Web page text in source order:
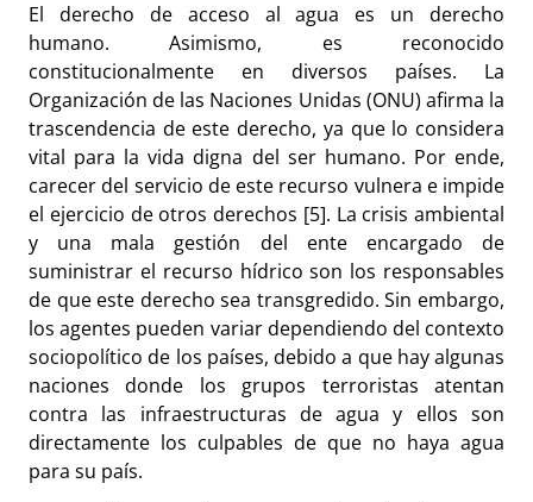
El derecho de acceso al agua es un derecho
humano. Asimismo, es reconocido
constitucionalmente en diversos países. La
Organización de las Naciones Unidas (ONU) afirma la
trascendencia de este derecho, ya que lo considera
vital para la vida digna del ser humano. Por ende,
carecer del servicio de este recurso vulnera e impide
el ejercicio de otros derechos [5]. La crisis ambiental
y una mala gestión del ente encargado de
suministrar el recurso hídrico son los responsables
de que este derecho sea transgredido. Sin embargo,
los agentes pueden variar dependiendo del contexto
sociopolítico de los países, debido a que hay algunas
naciones donde los grupos terroristas atentan
contra las infraestructuras de agua y ellos son
directamente los culpables de que no haya agua
para su país.